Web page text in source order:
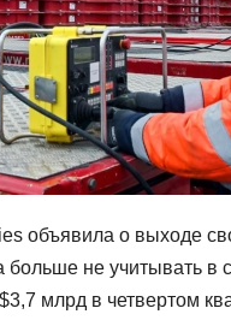
объявила о выходе
не учитывать в
млрд в четвертом